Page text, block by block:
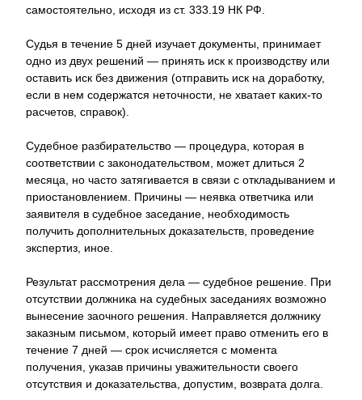
самостоятельно, исходя из ст. 333.19 НК РФ.
Судья в течение 5 дней изучает документы, принимает
одно из двух решений — принять иск к производству или
оставить иск без движения (отправить иск на доработку,
если в нем содержатся неточности, не хватает каких-то
расчетов, справок).
Судебное разбирательство — процедура, которая в
соответствии с законодательством, может длиться 2
месяца, но часто затягивается в связи с откладыванием и
приостановлением. Причины — неявка ответчика или
заявителя в судебное заседание, необходимость
получить дополнительных доказательств, проведение
экспертиз, иное.
Результат рассмотрения дела — судебное решение. При
отсутствии должника на судебных заседаниях возможно
вынесение заочного решения. Направляется должнику
заказным письмом, который имеет право отменить его в
течение 7 дней — срок исчисляется с момента
получения, указав причины уважительности своего
отсутствия и доказательства, допустим, возврата долга.